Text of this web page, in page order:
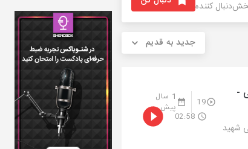
دنبال کننده
جدید به قدیم
-
19
1 سال
پیش
شهید
02:58